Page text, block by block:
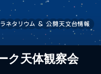
ク天体観察会